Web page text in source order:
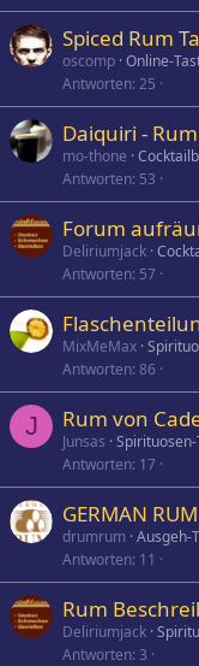
Spiced Rum
oscomp Online-
Antworten 25
Daiquiri -
mo-thone
Antworten 53
Forum
Deliriumjack
Antworten 57
MixMeMax
Antworten 86
J Rum von
Junsas Spirituosen-
Antworten 17
GERMAN
drumrum Ausgeh-
Antworten 11
Rum
Deliriumjack
Antworten 3